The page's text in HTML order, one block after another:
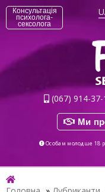
Консультація
психолога-
сексолога
(067) 914-
Ми
Особам молодше 18